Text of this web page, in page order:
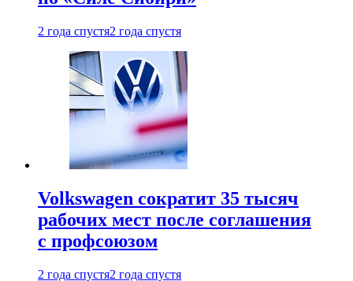
2 года спустя2 года спустя
Volkswagen сократит 35 тысяч
рабочих мест после соглашения
с профсоюзом
2 года спустя2 года спустя